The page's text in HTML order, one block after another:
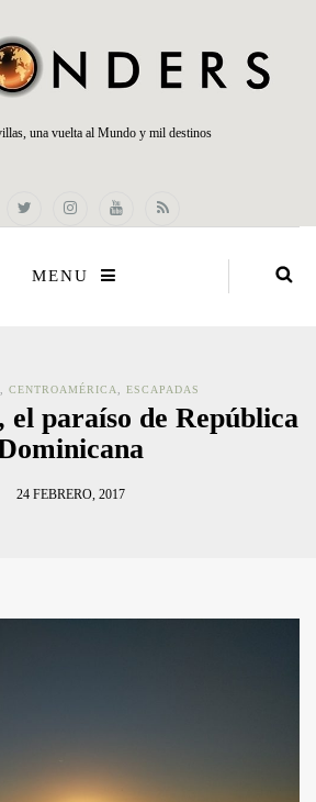
una vuelta al Mundo y mil destinos
MENU
CENTROAMÉRICA ESCAPADAS
el paraíso de República
24 FEBRERO, 2017